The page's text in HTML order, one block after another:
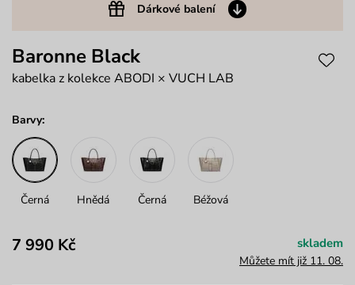
Dárkové balení
Baronne Black
kabelka z kolekce ABODI × VUCH LAB
Barvy:
Černá Hnědá Černá Béžová
7 990 Kč skladem
Můžete mít již 11. 08.